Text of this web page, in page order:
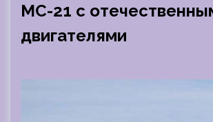
МС-21 с
двигателями